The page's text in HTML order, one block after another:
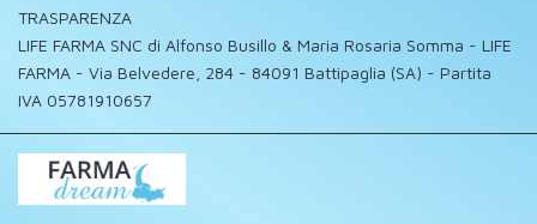
TRASPARENZA
LIFE FARMA SNC di Alfonso Busillo & Maria Rosaria Somma - LIFE
FARMA - Via Belvedere, 284 - 84091 Battipaglia (SA) - Partita
IVA 05781910657